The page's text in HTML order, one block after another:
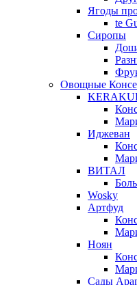
Ягоды
te
Сиропы
Овощные
Иджеван
ВИТАЛ
Wosky
Артфуд
Ноян
Сады